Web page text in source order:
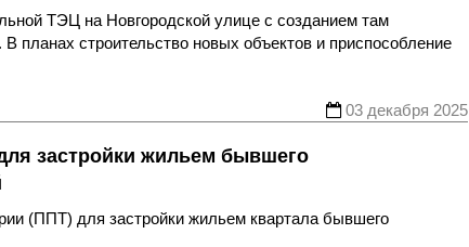
ТЭЦ на Новгородской улице с созданием там
планах строительство новых объектов и приспособление
03 декабря 2025
застройки жильем бывшего
(ППТ) для застройки жильем квартала бывшего